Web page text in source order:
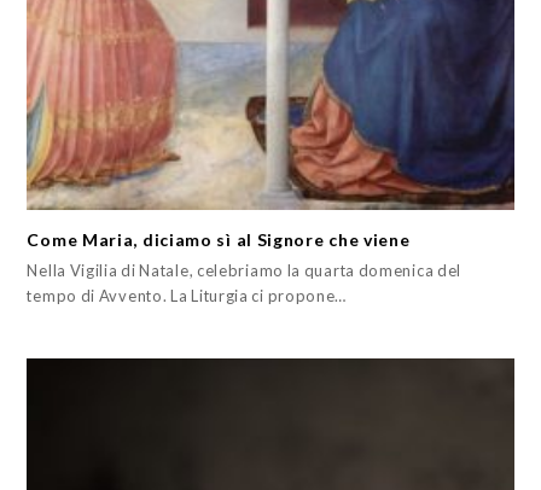
Come Maria, diciamo sì al Signore che viene
Nella Vigilia di Natale, celebriamo la quarta domenica del
tempo di Avvento. La Liturgia ci propone…